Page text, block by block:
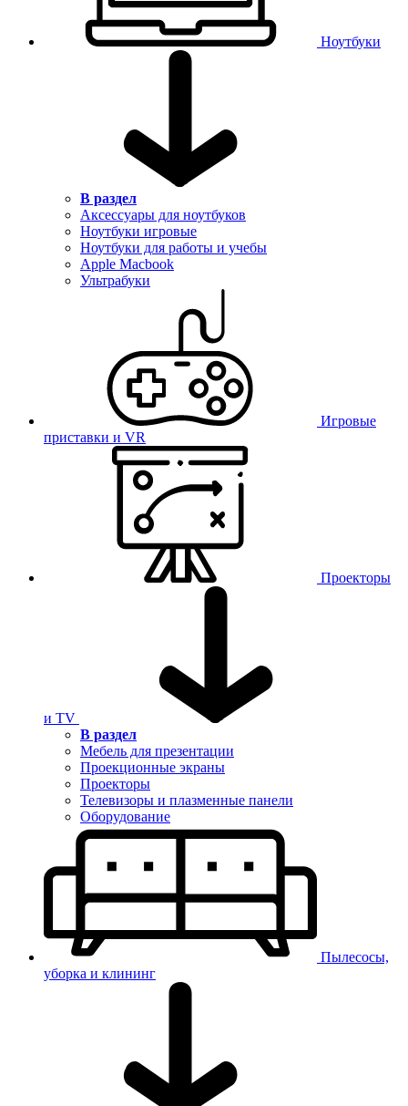
Ноутбуки
В раздел
Аксессуары для ноутбуков
Ноутбуки игровые
Ноутбуки для работы и учебы
Apple Macbook
Ультрабуки
Игровые
приставки и VR
Проекторы
и TV
В раздел
Мебель для презентации
Проекционные экраны
Проекторы
Телевизоры и плазменные панели
Оборудование
Пылесосы,
уборка и клининг